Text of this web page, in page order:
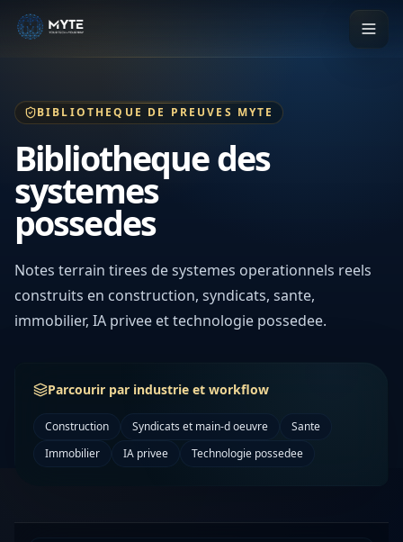
BIBLIOTHEQUE DE PREUVES MYTE
Bibliotheque des
systemes
possedes
Notes terrain tirees de systemes operationnels reels
construits en construction, syndicats, sante,
immobilier, IA privee et technologie possedee.
Parcourir par industrie et workflow
Construction Syndicats et main-d oeuvre
Sante
Immobilier
IA privee Technologie possedee